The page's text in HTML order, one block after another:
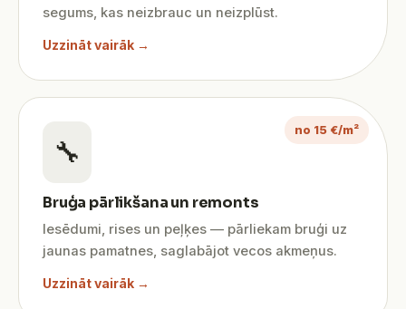
segums, kas neizbrauc un neizplūst.
Uzzināt vairāk →
no 15 €/m²
🔧
Bruģa pārlikšana un remonts
Iesēdumi, rises un peļķes — pārliekam bruģi uz
jaunas pamatnes, saglabājot vecos akmeņus.
Uzzināt vairāk →